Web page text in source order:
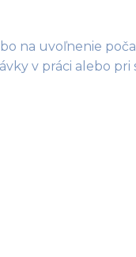
na uvoľnenie
v práci alebo